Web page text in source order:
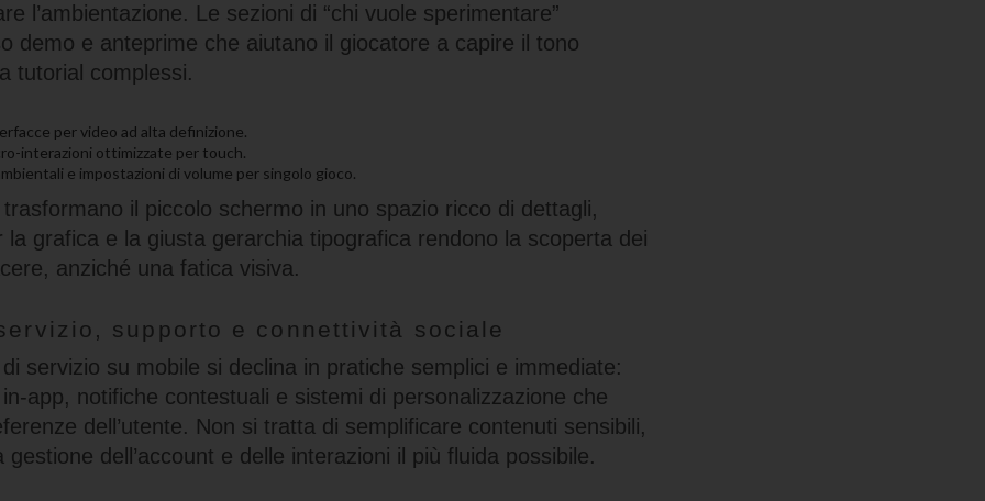
l’ambientazione. Le sezioni di “chi vuole sperimentare”
demo e anteprime che aiutano il giocatore a capire il tono
tutorial complessi.
per video ad alta definizione.
interazioni ottimizzate per touch.
e impostazioni di volume per singolo gioco.
il piccolo schermo in uno spazio ricco di dettagli,
la grafica e la giusta gerarchia tipografica rendono la scoperta dei
anziché una fatica visiva.
supporto e connettività sociale
servizio su mobile si declina in pratiche semplici e immediate:
app, notifiche contestuali e sistemi di personalizzazione che
dell’utente. Non si tratta di semplificare contenuti sensibili,
dell’account e delle interazioni il più fluida possibile.